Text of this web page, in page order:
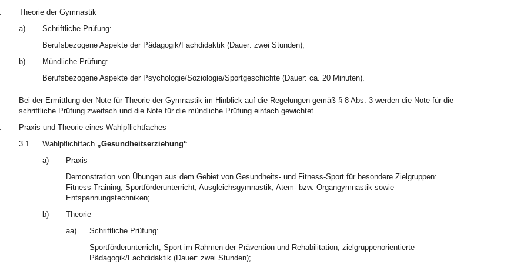
Theorie der Gymnastik
a)
Schriftliche Prüfung:
Berufsbezogene Aspekte der Pädagogik/Fachdidaktik (Dauer: zwei Stunden);
b)
Mündliche Prüfung:
Berufsbezogene Aspekte der Psychologie/Soziologie/Sportgeschichte (Dauer: ca. 20 Minuten).
Bei der Ermittlung der Note für Theorie der Gymnastik im Hinblick auf die Regelungen gemäß § 8 Abs. 3 werden die Note für die
schriftliche Prüfung zweifach und die Note für die mündliche Prüfung einfach gewichtet.
Praxis und Theorie eines Wahlpflichtfaches
3.1
Wahlpflichtfach „Gesundheitserziehung“
a)
Praxis
Demonstration von Übungen aus dem Gebiet von Gesundheits- und Fitness-Sport für besondere Zielgruppen:
Fitness-Training, Sportförderunterricht, Ausgleichsgymnastik, Atem- bzw. Organgymnastik sowie
Entspannungstechniken;
b)
Theorie
aa)
Schriftliche Prüfung:
Sportförderunterricht, Sport im Rahmen der Prävention und Rehabilitation, zielgruppenorientierte
Pädagogik/Fachdidaktik (Dauer: zwei Stunden);